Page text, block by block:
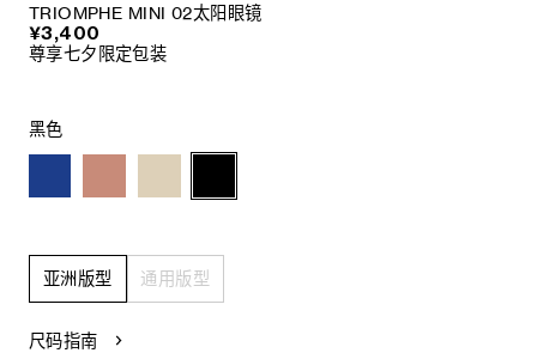
TRIOMPHE MINI 02太阳眼镜
¥3,400
尊享七夕限定包装
黑色
亚洲版型 通用版型
尺码指南